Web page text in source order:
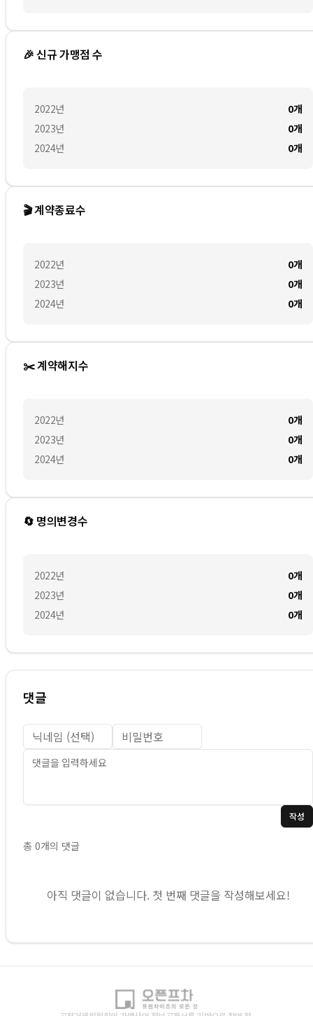
🎉 신규 가맹점 수
2022년
2023년
2024년
0개
0개
0개
🎬 계약종료수
2022년
2023년
2024년
0개
0개
0개
✂️ 계약해지수
2022년
2023년
2024년
0개
0개
0개
🔄 명의변경수
2022년
2023년
2024년
0개
0개
0개
댓글
작성
총 0개의 댓글
아직 댓글이 없습니다. 첫 번째 댓글을 작성해보세요!